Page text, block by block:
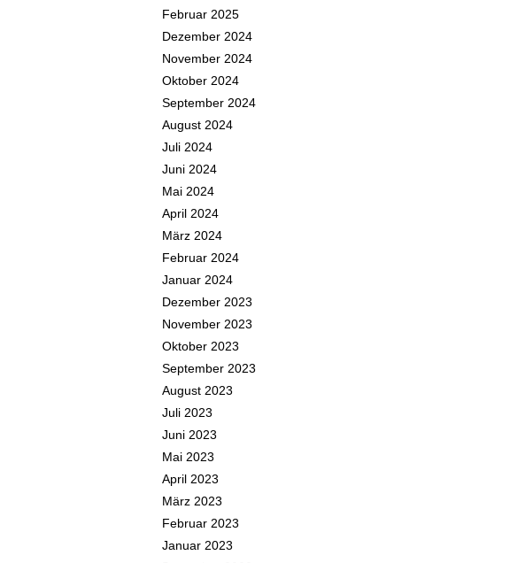
Februar 2025
Dezember 2024
November 2024
Oktober 2024
September 2024
August 2024
Juli 2024
Juni 2024
Mai 2024
April 2024
März 2024
Februar 2024
Januar 2024
Dezember 2023
November 2023
Oktober 2023
September 2023
August 2023
Juli 2023
Juni 2023
Mai 2023
April 2023
März 2023
Februar 2023
Januar 2023